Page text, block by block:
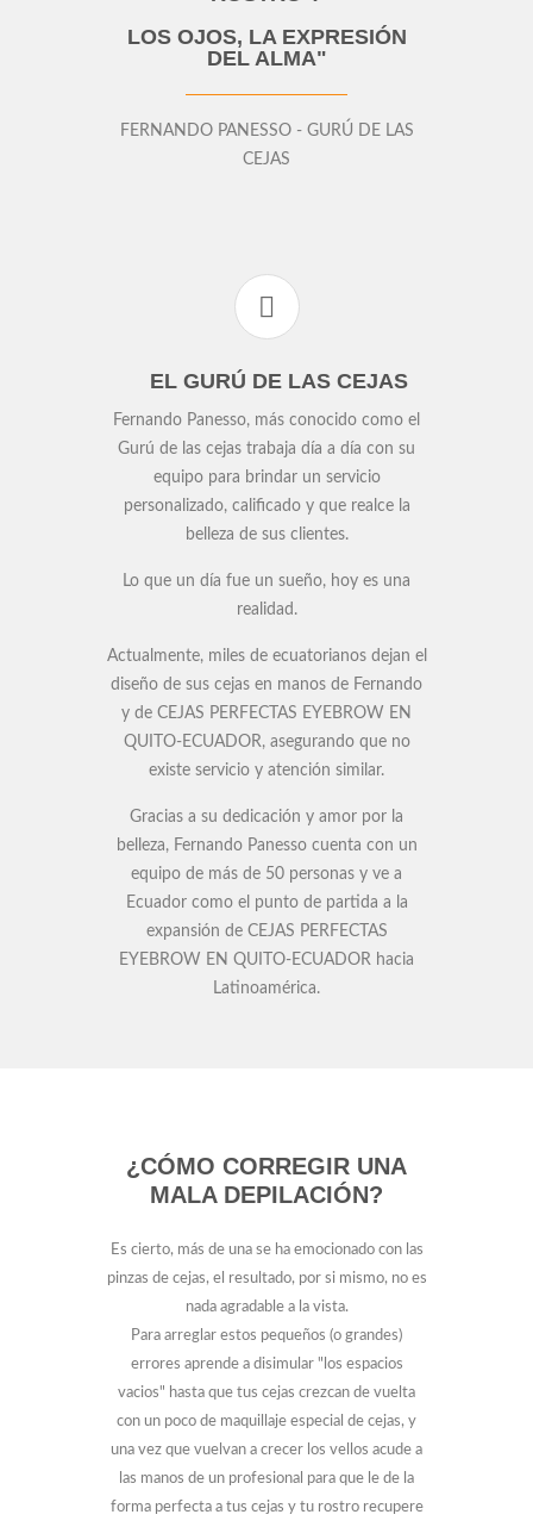
LOS OJOS, LA EXPRESIÓN
DEL ALMA"
FERNANDO PANESSO - GURÚ DE LAS
CEJAS
EL GURÚ DE LAS CEJAS
Fernando Panesso, más conocido como el
Gurú de las cejas trabaja día a día con su
equipo para brindar un servicio
personalizado, calificado y que realce la
belleza de sus clientes.
Lo que un día fue un sueño, hoy es una
realidad.
Actualmente, miles de ecuatorianos dejan el
diseño de sus cejas en manos de Fernando
y de CEJAS PERFECTAS EYEBROW EN
QUITO-ECUADOR, asegurando que no
existe servicio y atención similar.
Gracias a su dedicación y amor por la
belleza, Fernando Panesso cuenta con un
equipo de más de 50 personas y ve a
Ecuador como el punto de partida a la
expansión de CEJAS PERFECTAS
EYEBROW EN QUITO-ECUADOR hacia
Latinoamérica.
¿CÓMO CORREGIR UNA
MALA DEPILACIÓN?
Es cierto, más de una se ha emocionado con las
pinzas de cejas, el resultado, por si mismo, no es
nada agradable a la vista.
Para arreglar estos pequeños (o grandes)
errores aprende a disimular "los espacios
vacios" hasta que tus cejas crezcan de vuelta
con un poco de maquillaje especial de cejas, y
una vez que vuelvan a crecer los vellos acude a
las manos de un profesional para que le de la
forma perfecta a tus cejas y tu rostro recupere